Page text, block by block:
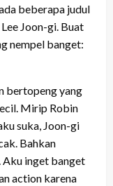
beberapa judul
Joon-gi. Buat
nempel banget:
bertopeng yang
Mirip Robin
suka, Joon-gi
Bahkan
Aku inget banget
action karena